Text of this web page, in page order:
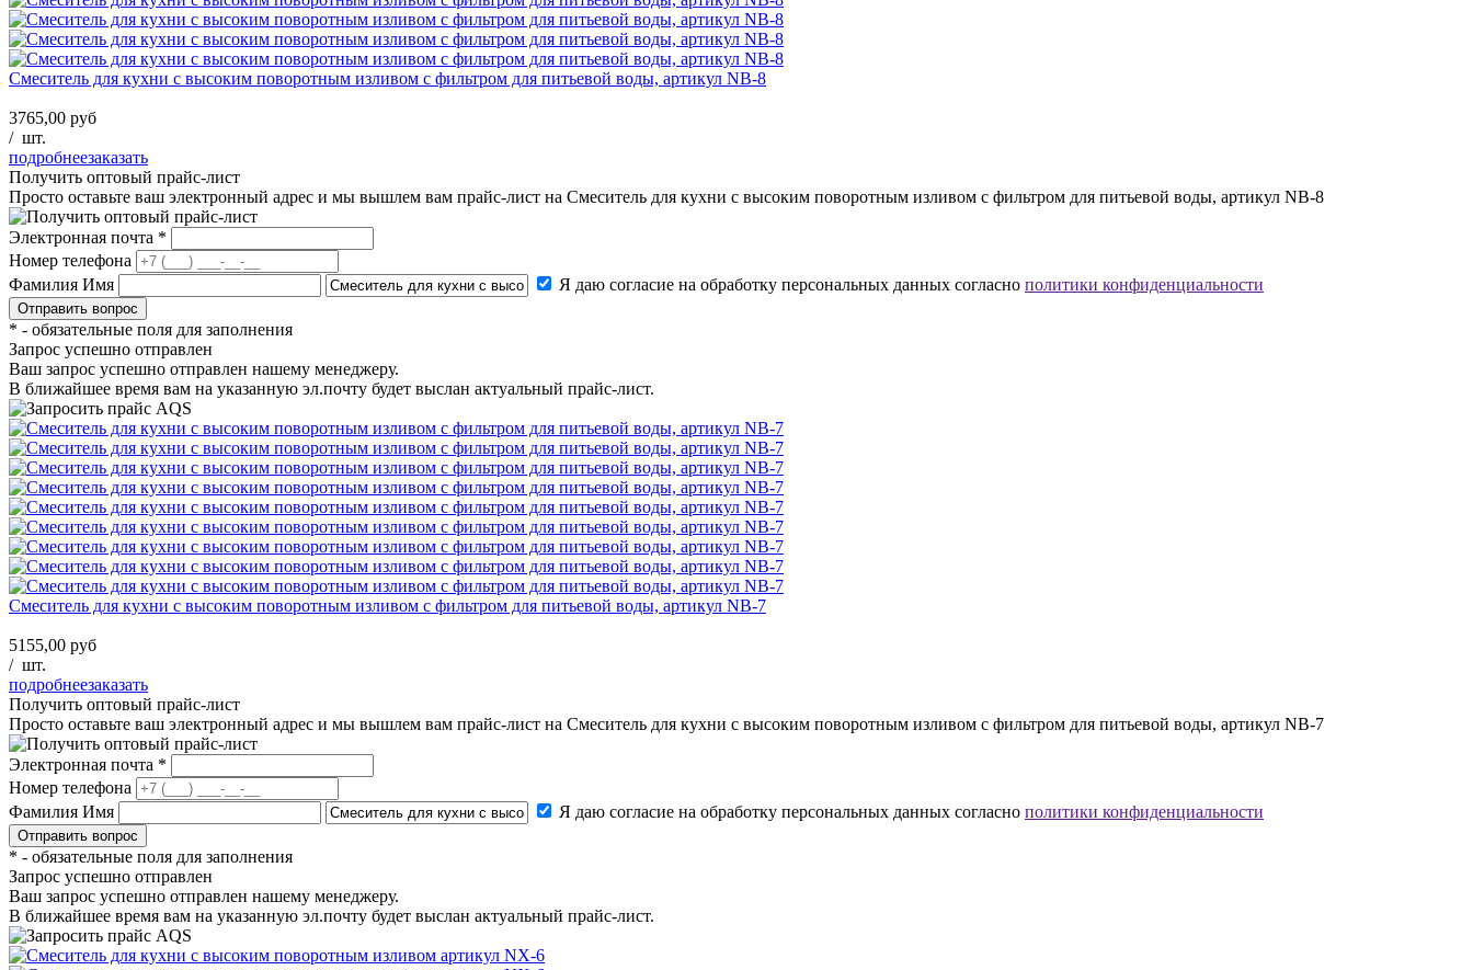
Смеситель для кухни с высоким поворотным изливом с фильтром для питьевой воды, артикул NB-8
3765,00 руб
/ шт.
подробнеезаказать
Получить оптовый прайс-лист
Просто оставьте ваш электронный адрес и мы вышлем вам прайс-лист на Смеситель для кухни с высоким поворотным изливом с фильтром для питьевой воды, артикул NB-8
Электронная почта *
Номер телефона
Фамилия Имя
Я даю согласие на обработку персональных данных согласно политики конфиденциальности
* - обязательные поля для заполнения
Запрос успешно отправлен
Ваш запрос успешно отправлен нашему менеджеру.
В ближайшее время вам на указанную эл.почту будет выслан актуальный прайс-лист.
Смеситель для кухни с высоким поворотным изливом с фильтром для питьевой воды, артикул NB-7
5155,00 руб
/ шт.
подробнеезаказать
Получить оптовый прайс-лист
Просто оставьте ваш электронный адрес и мы вышлем вам прайс-лист на Смеситель для кухни с высоким поворотным изливом с фильтром для питьевой воды, артикул NB-7
Электронная почта *
Номер телефона
Фамилия Имя
Я даю согласие на обработку персональных данных согласно политики конфиденциальности
* - обязательные поля для заполнения
Запрос успешно отправлен
Ваш запрос успешно отправлен нашему менеджеру.
В ближайшее время вам на указанную эл.почту будет выслан актуальный прайс-лист.